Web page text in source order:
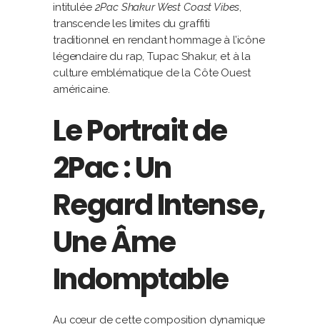
intitulée 2Pac Shakur West Coast Vibes,
transcende les limites du graffiti
traditionnel en rendant hommage à l’icône
légendaire du rap, Tupac Shakur, et à la
culture emblématique de la Côte Ouest
américaine.
Le Portrait de
2Pac : Un
Regard Intense,
Une Âme
Indomptable
Au cœur de cette composition dynamique